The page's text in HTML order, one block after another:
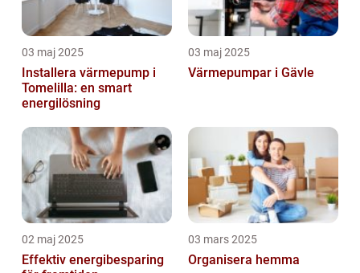
03 maj 2025
Installera värmepump i
Tomelilla: en smart
energilösning
03 maj 2025
Värmepumpar i Gävle
02 maj 2025
Effektiv energibesparing
03 mars 2025
Organisera hemma